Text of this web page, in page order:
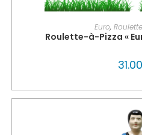
AJOUTER
Euro,
Roulette-à-Pizza «
31.00